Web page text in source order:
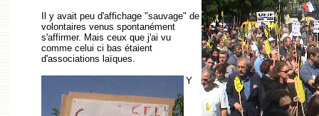
Il y avait peu d'affichage "sauvage" de
volontaires venus spontanément
s'affirmer. Mais ceux que j'ai vu
comme celui ci bas étaient
d'associations laïques.
Y